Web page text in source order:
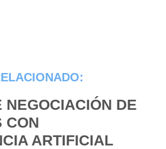
NEGOCIACIÓN DE
CON
ARTIFICIAL